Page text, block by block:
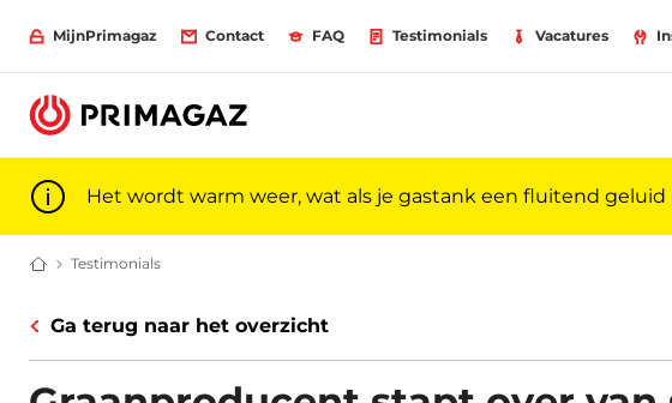
MijnPrimagaz Contact FAQ Testimonials Vacatures
Het wordt warm weer, wat als je gastank een fluitend
Gas voor particulieren en professionals | Primagaz
Testimonials
Ga terug naar het overzicht